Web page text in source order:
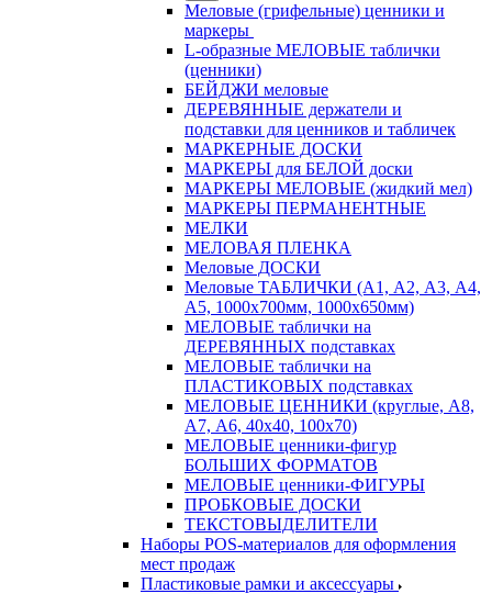
Меловые (грифельные) ценники и
маркеры
L-образные МЕЛОВЫЕ таблички
(ценники)
БЕЙДЖИ меловые
ДЕРЕВЯННЫЕ держатели и
подставки для ценников и табличек
МАРКЕРНЫЕ ДОСКИ
МАРКЕРЫ для БЕЛОЙ доски
МАРКЕРЫ МЕЛОВЫЕ (жидкий мел)
МАРКЕРЫ ПЕРМАНЕНТНЫЕ
МЕЛКИ
МЕЛОВАЯ ПЛЕНКА
Меловые ДОСКИ
Меловые ТАБЛИЧКИ (А1, А2, А3, А4,
А5, 1000х700мм, 1000х650мм)
МЕЛОВЫЕ таблички на
ДЕРЕВЯННЫХ подставках
МЕЛОВЫЕ таблички на
ПЛАСТИКОВЫХ подставках
МЕЛОВЫЕ ЦЕННИКИ (круглые, А8,
А7, А6, 40х40, 100х70)
МЕЛОВЫЕ ценники-фигур
БОЛЬШИХ ФОРМАТОВ
МЕЛОВЫЕ ценники-ФИГУРЫ
ПРОБКОВЫЕ ДОСКИ
ТЕКСТОВЫДЕЛИТЕЛИ
Наборы POS-материалов для оформления
мест продаж
Пластиковые рамки и аксессуары